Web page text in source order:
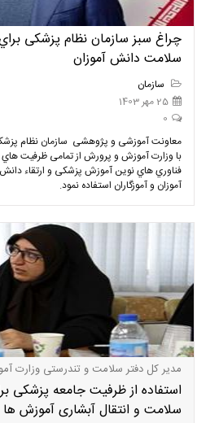
چراغ سبز سازمان نظام پزشکی
سلامت دانش آموزان
سازمان
25 مهر 1403
0
معاونت آموزشی و پژوهشی سازمان نظام
با وزارت آموزش و پرورش از تمامی ظرفیت
فناوري هاي نوین آموزش پزشکی و ارتقاء
آموزان و آموزگاران استفاده نمود.
مدیر کل دفتر سلامت و تندرستی وزارت
استفاده از ظرفیت جامعه پزشکی
سلامت و انتقال آبشاری آموزش